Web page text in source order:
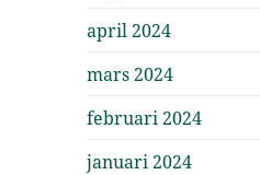
april 2024
mars 2024
februari 2024
januari 2024